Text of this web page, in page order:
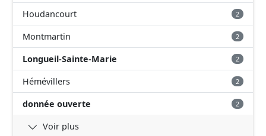
Houdancourt 2
Montmartin 2
Longueil-Sainte-Marie 2
Hémévillers 2
donnée ouverte 2
Voir plus